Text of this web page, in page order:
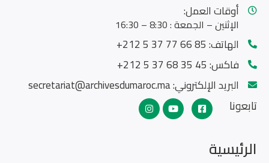
أوقات العمل:
الإثنين – الجمعة : 8:30 – 16:30
الهاتف:85 66 77 37 5 212+
فاكس:45 35 68 37 5 212+
البريد الإلكتروني:secretariat@archivesdumaroc.ma
تابعونا
الرئيسية